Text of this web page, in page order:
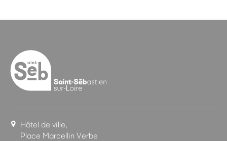
Hôtel de ville,
Place Marcellin Verbe